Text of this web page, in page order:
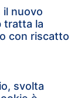
il nuovo
tratta la
con riscatto
svolta